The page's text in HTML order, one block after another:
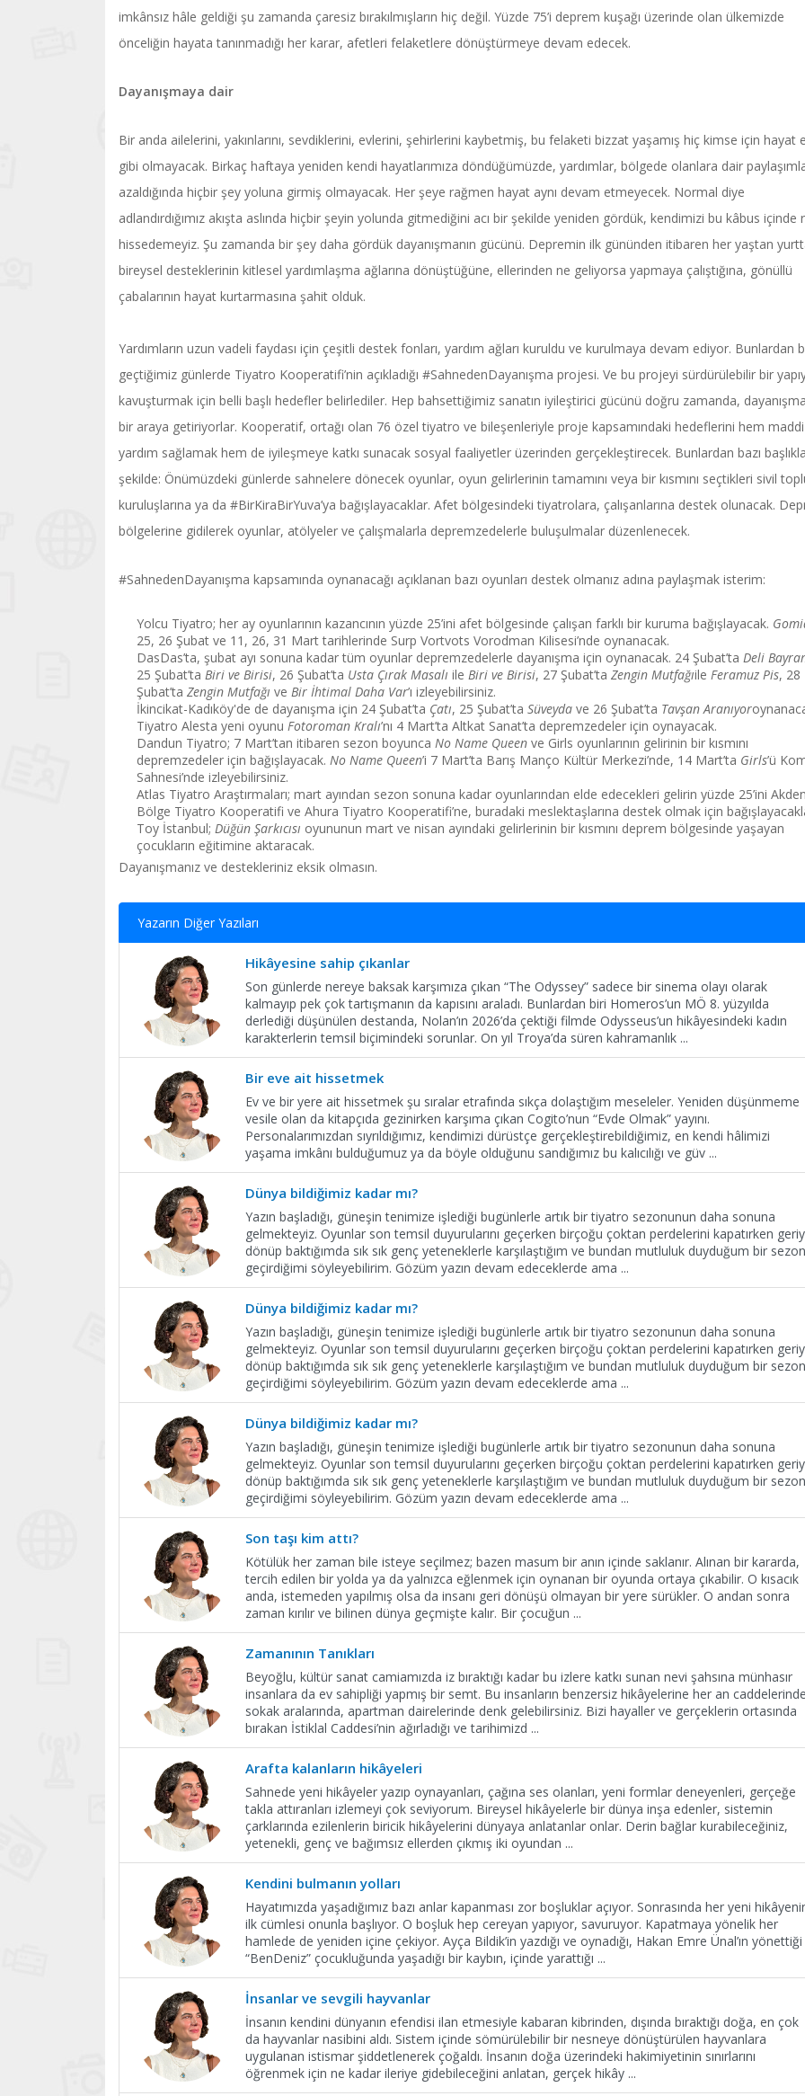
imkânsız hâle geldiği şu zamanda çaresiz bırakılmışların hiç değil. Yüzde 75’i deprem kuşağı üzerinde olan ülkemizde
önceliğin hayata tanınmadığı her karar, afetleri felaketlere dönüştürmeye devam edecek.
Dayanışmaya dair
Bir anda ailelerini, yakınlarını, sevdiklerini, evlerini, şehirlerini kaybetmiş, bu felaketi bizzat yaşamış hiç kimse için hayat
gibi olmayacak. Birkaç haftaya yeniden kendi hayatlarımıza döndüğümüzde, yardımlar, bölgede olanlara dair
azaldığında hiçbir şey yoluna girmiş olmayacak. Her şeye rağmen hayat aynı devam etmeyecek. Normal diye
adlandırdığımız akışta aslında hiçbir şeyin yolunda gitmediğini acı bir şekilde yeniden gördük, kendimizi bu kâbus içinde
hissedemeyiz. Şu zamanda bir şey daha gördük dayanışmanın gücünü. Depremin ilk gününden itibaren her yaştan
bireysel desteklerinin kitlesel yardımlaşma ağlarına dönüştüğüne, ellerinden ne geliyorsa yapmaya çalıştığına, gönüllü
çabalarının hayat kurtarmasına şahit olduk.
Yardımların uzun vadeli faydası için çeşitli destek fonları, yardım ağları kuruldu ve kurulmaya devam ediyor. Bunlardan
geçtiğimiz günlerde Tiyatro Kooperatifi’nin açıkladığı #SahnedenDayanışma projesi. Ve bu projeyi sürdürülebilir bir
kavuşturmak için belli başlı hedefler belirlediler. Hep bahsettiğimiz sanatın iyileştirici gücünü doğru zamanda,
bir araya getiriyorlar. Kooperatif, ortağı olan 76 özel tiyatro ve bileşenleriyle proje kapsamındaki hedeflerini hem maddi
yardım sağlamak hem de iyileşmeye katkı sunacak sosyal faaliyetler üzerinden gerçekleştirecek. Bunlardan bazı
şekilde: Önümüzdeki günlerde sahnelere dönecek oyunlar, oyun gelirlerinin tamamını veya bir kısmını seçtikleri sivil
kuruluşlarına ya da #BirKiraBirYuva’ya bağışlayacaklar. Afet bölgesindeki tiyatrolara, çalışanlarına destek olunacak.
bölgelerine gidilerek oyunlar, atölyeler ve çalışmalarla depremzedelerle buluşulmalar düzenlenecek.
#SahnedenDayanışma kapsamında oynanacağı açıklanan bazı oyunları destek olmanız adına paylaşmak isterim:
Yolcu Tiyatro; her ay oyunlarının kazancının yüzde 25’ini afet bölgesinde çalışan farklı bir kuruma bağışlayacak.
25, 26 Şubat ve 11, 26, 31 Mart tarihlerinde Surp Vortvots Vorodman Kilisesi’nde oynanacak.
DasDas’ta, şubat ayı sonuna kadar tüm oyunlar depremzedelerle dayanışma için oynanacak. 24 Şubat’ta Deli
25 Şubat’ta Biri ve Birisi, 26 Şubat’ta Usta Çırak Masalı ile Biri ve Birisi, 27 Şubat’ta Zengin Mutfağıile Feramuz Pis, 28
Şubat’ta Zengin Mutfağı ve Bir İhtimal Daha Var’ı izleyebilirsiniz.
İkincikat-Kadıköy'de de dayanışma için 24 Şubat’ta Çatı, 25 Şubat’ta Süveyda ve 26 Şubat’ta Tavşan Aranıyor
Tiyatro Alesta yeni oyunu Fotoroman Kralı’nı 4 Mart’ta Altkat Sanat’ta depremzedeler için oynayacak.
Dandun Tiyatro; 7 Mart’tan itibaren sezon boyunca No Name Queen ve Girls oyunlarının gelirinin bir kısmını
depremzedeler için bağışlayacak. No Name Queen’i 7 Mart’ta Barış Manço Kültür Merkezi’nde, 14 Mart’ta Girls’ü
Sahnesi’nde izleyebilirsiniz.
Atlas Tiyatro Araştırmaları; mart ayından sezon sonuna kadar oyunlarından elde edecekleri gelirin yüzde 25’ini
Bölge Tiyatro Kooperatifi ve Ahura Tiyatro Kooperatifi’ne, buradaki meslektaşlarına destek olmak için
Toy İstanbul; Düğün Şarkıcısı oyununun mart ve nisan ayındaki gelirlerinin bir kısmını deprem bölgesinde yaşayan
çocukların eğitimine aktaracak.
Dayanışmanız ve destekleriniz eksik olmasın.
Yazarın Diğer Yazıları
Hikâyesine sahip çıkanlar
Son günlerde nereye baksak karşımıza çıkan “The Odyssey” sadece bir sinema olayı olarak
kalmayıp pek çok tartışmanın da kapısını araladı. Bunlardan biri Homeros’un MÖ 8. yüzyılda
derlediği düşünülen destanda, Nolan’ın 2026’da çektiği filmde Odysseus’un hikâyesindeki kadın
karakterlerin temsil biçimindeki sorunlar. On yıl Troya’da süren kahramanlık ...
Bir eve ait hissetmek
Ev ve bir yere ait hissetmek şu sıralar etrafında sıkça dolaştığım meseleler. Yeniden düşünmeme
vesile olan da kitapçıda gezinirken karşıma çıkan Cogito’nun “Evde Olmak” yayını.
Personalarımızdan sıyrıldığımız, kendimizi dürüstçe gerçekleştirebildiğimiz, en kendi hâlimizi
yaşama imkânı bulduğumuz ya da böyle olduğunu sandığımız bu kalıcılığı ve güv ...
Dünya bildiğimiz kadar mı?
Yazın başladığı, güneşin tenimize işlediği bugünlerle artık bir tiyatro sezonunun daha sonuna
gelmekteyiz. Oyunlar son temsil duyurularını geçerken birçoğu çoktan perdelerini kapatırken
dönüp baktığımda sık sık genç yeteneklerle karşılaştığım ve bundan mutluluk duyduğum bir sezon
geçirdiğimi söyleyebilirim. Gözüm yazın devam edeceklerde ama ...
Dünya bildiğimiz kadar mı?
Yazın başladığı, güneşin tenimize işlediği bugünlerle artık bir tiyatro sezonunun daha sonuna
gelmekteyiz. Oyunlar son temsil duyurularını geçerken birçoğu çoktan perdelerini kapatırken
dönüp baktığımda sık sık genç yeteneklerle karşılaştığım ve bundan mutluluk duyduğum bir sezon
geçirdiğimi söyleyebilirim. Gözüm yazın devam edeceklerde ama ...
Dünya bildiğimiz kadar mı?
Yazın başladığı, güneşin tenimize işlediği bugünlerle artık bir tiyatro sezonunun daha sonuna
gelmekteyiz. Oyunlar son temsil duyurularını geçerken birçoğu çoktan perdelerini kapatırken
dönüp baktığımda sık sık genç yeteneklerle karşılaştığım ve bundan mutluluk duyduğum bir sezon
geçirdiğimi söyleyebilirim. Gözüm yazın devam edeceklerde ama ...
Son taşı kim attı?
Kötülük her zaman bile isteye seçilmez; bazen masum bir anın içinde saklanır. Alınan bir kararda,
tercih edilen bir yolda ya da yalnızca eğlenmek için oynanan bir oyunda ortaya çıkabilir. O kısacık
anda, istemeden yapılmış olsa da insanı geri dönüşü olmayan bir yere sürükler. O andan sonra
zaman kırılır ve bilinen dünya geçmişte kalır. Bir çocuğun ...
Zamanının Tanıkları
Beyoğlu, kültür sanat camiamızda iz bıraktığı kadar bu izlere katkı sunan nevi şahsına münhasır
insanlara da ev sahipliği yapmış bir semt. Bu insanların benzersiz hikâyelerine her an
sokak aralarında, apartman dairelerinde denk gelebilirsiniz. Bizi hayaller ve gerçeklerin ortasında
bırakan İstiklal Caddesi’nin ağırladığı ve tarihimizd ...
Arafta kalanların hikâyeleri
Sahnede yeni hikâyeler yazıp oynayanları, çağına ses olanları, yeni formlar deneyenleri, gerçeğe
takla attıranları izlemeyi çok seviyorum. Bireysel hikâyelerle bir dünya inşa edenler, sistemin
çarklarında ezilenlerin biricik hikâyelerini dünyaya anlatanlar onlar. Derin bağlar kurabileceğiniz,
yetenekli, genç ve bağımsız ellerden çıkmış iki oyundan ...
​Kendini bulmanın yolları
Hayatımızda yaşadığımız bazı anlar kapanması zor boşluklar açıyor. Sonrasında her yeni
ilk cümlesi onunla başlıyor. O boşluk hep cereyan yapıyor, savuruyor. Kapatmaya yönelik her
hamlede de yeniden içine çekiyor. Ayça Bildik’in yazdığı ve oynadığı, Hakan Emre Ünal’ın yönettiği
“BenDeniz” çocukluğunda yaşadığı bir kaybın, içinde yarattığı ...
İnsanlar ve sevgili hayvanlar
İnsanın kendini dünyanın efendisi ilan etmesiyle kabaran kibrinden, dışında bıraktığı doğa, en çok
da hayvanlar nasibini aldı. Sistem içinde sömürülebilir bir nesneye dönüştürülen hayvanlara
uygulanan istismar şiddetlenerek çoğaldı. İnsanın doğa üzerindeki hakimiyetinin sınırlarını
öğrenmek için ne kadar ileriye gidebileceğini anlatan, gerçek hikây ...